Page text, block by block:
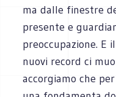
ma dalle finestre
presente e
preoccupazione. E
nuovi record ci
accorgiamo che